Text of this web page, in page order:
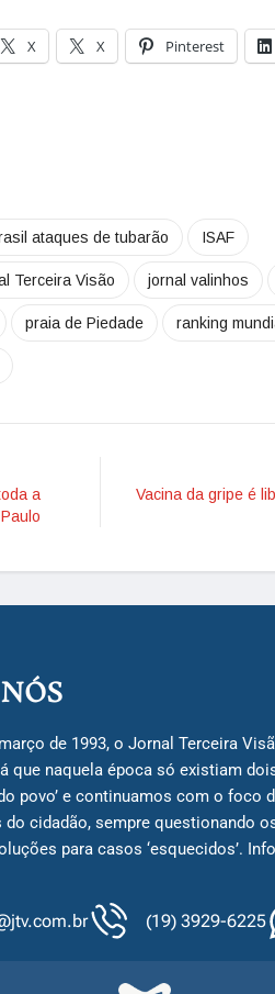
X X Pinterest
ataques de tubarão ISAF
Terceira Visão jornal valinhos
praia de Piedade ranking
a
Vacina da gripe é
de 1993, o Jornal Terceira
que naquela época só existiam
povo’ e continuamos com o foco
do cidadão, sempre questionando
para casos ‘esquecidos’.
(19) 3929-6225